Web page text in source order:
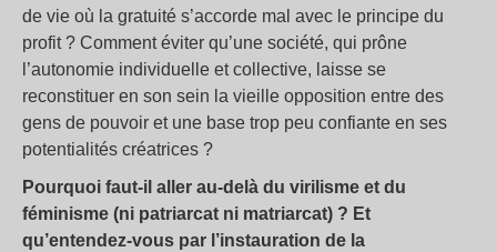
de vie où la gratuité s’accorde mal avec le principe du
profit ? Comment éviter qu’une société, qui prône
l’autonomie individuelle et collective, laisse se
reconstituer en son sein la vieille opposition entre des
gens de pouvoir et une base trop peu confiante en ses
potentialités créatrices ?
Pourquoi faut-il aller au-delà du virilisme et du
féminisme (ni patriarcat ni matriarcat) ? Et
qu’entendez-vous par l’instauration de la